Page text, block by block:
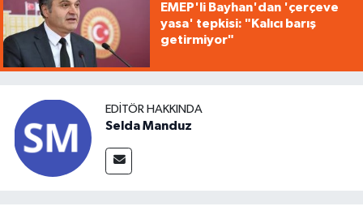
EMEP'li Bayhan'dan 'çerçeve
yasa' tepkisi: "Kalıcı barış
getirmiyor"
EDITÖR HAKKINDA
Selda Manduz